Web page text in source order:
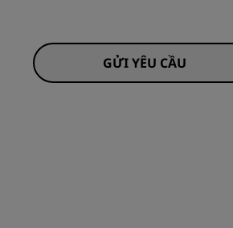
THAM GIA
GỬI YÊU CẦU